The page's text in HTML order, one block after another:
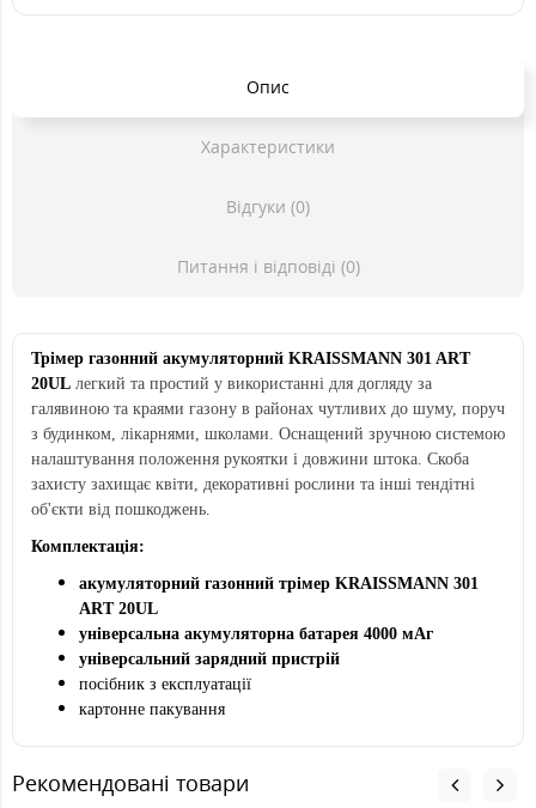
Опис
Характеристики
Відгуки (0)
Питання і відповіді (0)
Трімер газонний акумуляторний KRAISSMANN 301 ART
20UL​​​​ легкий та простий у використанні для догляду за
галявиною та краями газону в районах чутливих до шуму, поруч
з будинком, лікарнями, школами. Оснащений зручною системою
налаштування положення рукоятки і довжини штока. Скоба
захисту захищає квіти, декоративні рослини та інші тендітні
об'єкти від пошкоджень.
Комплектація:
акумуляторний газонний трімер KRAISSMANN 301
ART 20UL
універсальна акумуляторна батарея 4000 мАг
універсальний зарядний пристрій
посібник з експлуатації
картонне пакування
Рекомендовані товари